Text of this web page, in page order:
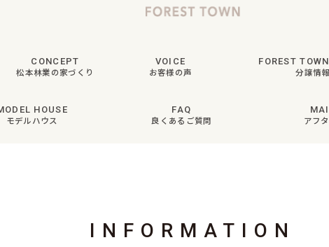
CONCEPT
松本林業の家づくり
VOICE
お客様の声
FOREST
分譲情報
HOUSE
モデルハウス
FAQ
良くあるご質問 アフ
INFORMATION